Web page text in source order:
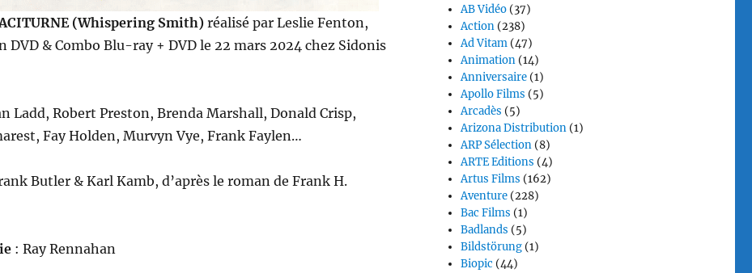
(Whispering Smith) réalisé par Leslie Fenton,
DVD & Combo Blu-ray + DVD le 22 mars 2024 chez Sidonis
Ladd, Robert Preston, Brenda Marshall, Donald Crisp,
Fay Holden, Murvyn Vye, Frank Faylen…
Butler & Karl Kamb, d’après le roman de Frank H.
: Ray Rennahan
AB Vidéo (37)
Action (238)
Ad Vitam (47)
Animation (14)
Anniversaire (1)
Apollo Films (5)
Arcadès (5)
Arizona Distribution (1)
ARP Sélection (8)
ARTE Editions (4)
Artus Films (162)
Aventure (228)
Bac Films (1)
Badlands (5)
Bildstörung (1)
Biopic (44)